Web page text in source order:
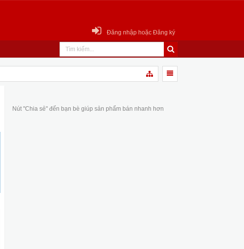
Đăng nhập hoặc Đăng ký
Nút "Chia sẻ" đến bạn bè giúp sản phẩm bán nhanh hơn